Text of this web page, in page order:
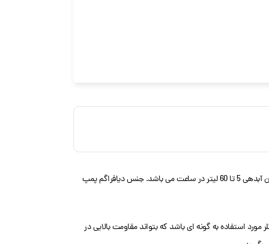
ساخت کشور ایتالیا است. این دوزینگ از آن دسته پمپ های همکاره و قوی است که دارای میزان فشار 2 تا 25 لیتر در ساعت و میزان آبدهی 5 تا 60 لیتر در ساعت می باشد. جنس دیافراگم پمپ
استفاده به گونه ای باشد که بتواند مقاومت بالایی در